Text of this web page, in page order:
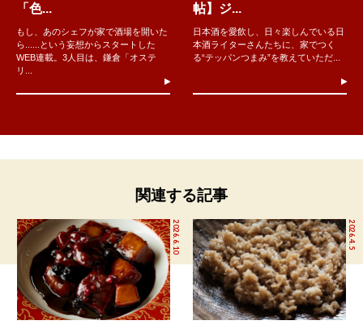
「色...
もし、あのシェフが家で酒場を開いた
ら......という妄想からスタートした
WEB連載。3人目は、鎌倉「オステ
リ...
帖】ジ...
日本酒を愛飲し、日々楽しんでいる日
本酒ライターさんたちに、家でつく
る“テッパンつまみ”を教えていただ...
関連する記事
2026.6.10 2026.4.5